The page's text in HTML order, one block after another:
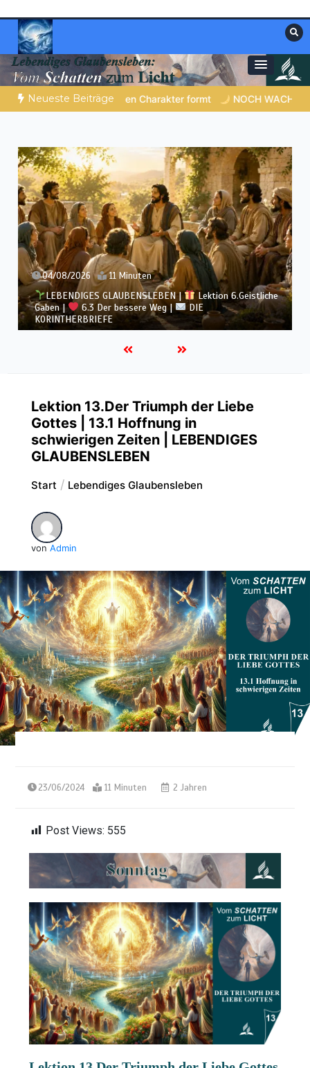
Inhalt
springen
Christliche Ressourcen
Materialien, die stärken. Antworten, die
leiten.
Neueste Beiträge
NOCH WACH? | 06.08.2026 | Das Größte, was du
03/08/2026 12 Minuten
LEBENDIGES GLAUBENSLEBEN |
Lektion 6.Geistliche
Gaben |
6.2 Einheit durch Vielfalt |
DIE
KORINTHERBRIEFE
Lektion 13.Der Triumph der Liebe
Gottes | 13.1 Hoffnung in
schwierigen Zeiten | LEBENDIGES
GLAUBENSLEBEN
Start Lebendiges Glaubensleben
von Admin
23/06/2024 11 Minuten 2 Jahren
Post Views: 555